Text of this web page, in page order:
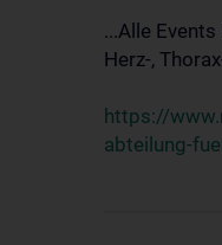
...Alle
Herz-,
https://
abteilung-